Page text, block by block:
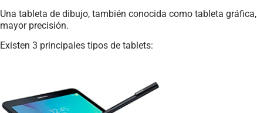
Una tableta de dibujo, también conocida como tableta gráfica,
mayor precisión.
Existen 3 principales tipos de tablets: